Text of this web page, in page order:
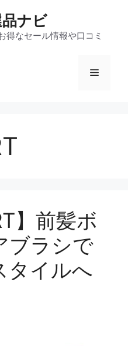
ナビ
得なセール情報や口コミ
メ
】前髪ボ
ブラシで
タイルへ